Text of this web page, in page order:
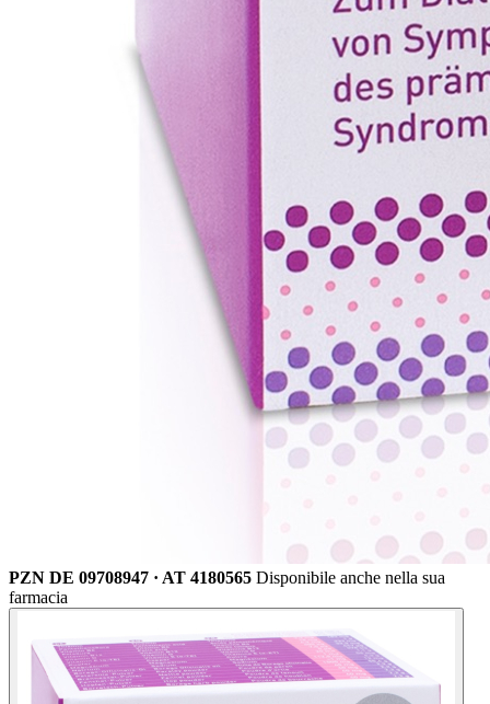
PZN DE 09708947 · AT 4180565 Disponibile anche nella sua
farmacia